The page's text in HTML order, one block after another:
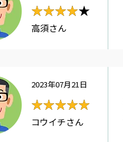
★★★★★
★★★★
高須さん
2023年07月21日
★★★★★
★★★★★
コウイチさん